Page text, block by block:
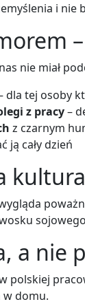
i nie
nie miał
dla tej osoby
z pracy–
z czarnym
ją cały dzień
kultura
a nie
polskiej
w domu.